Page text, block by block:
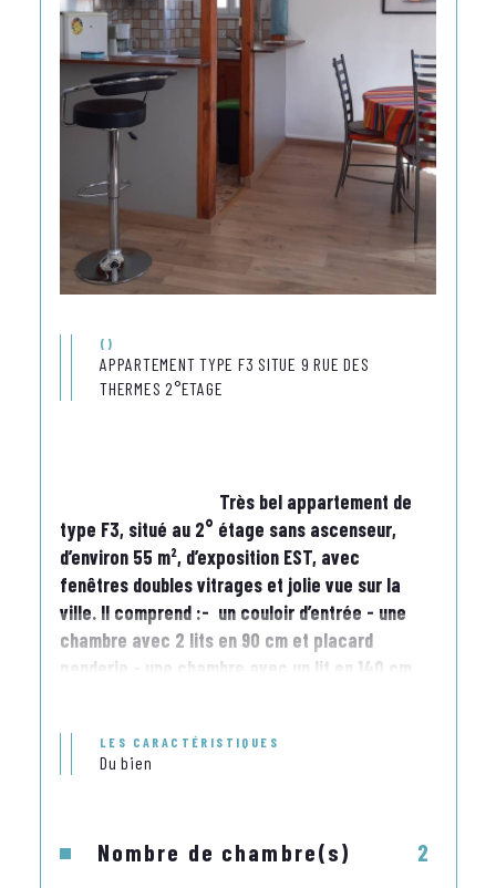
()
APPARTEMENT TYPE F3 SITUE 9 RUE DES
THERMES 2°ETAGE
type F3, situé au 2° étage sans ascenseur,
d’environ 55 m², d’exposition EST, avec
fenêtres doubles vitrages et jolie vue sur la
ville. Il comprend :-  un couloir d’entrée - une
chambre avec 2 lits en 90 cm et placard
penderie,- une chambre avec un lit en 140 cm
placard avec lave-linge,-Un wc séparé avec
lave-mains- un placard de rangement,un séjour
basse, Un coin repas avec une table ronde et 4
LES CARACTÉRISTIQUES
Du bien
Nombre de chambre(s) 2